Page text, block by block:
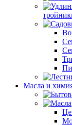
Масла и